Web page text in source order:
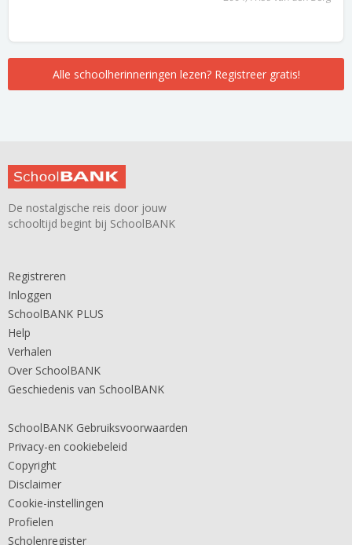
Alle schoolherinneringen lezen? Registreer gratis!
De nostalgische reis door jouw
schooltijd begint bij SchoolBANK
Registreren
Inloggen
SchoolBANK PLUS
Help
Verhalen
Over SchoolBANK
Geschiedenis van SchoolBANK
SchoolBANK Gebruiksvoorwaarden
Privacy-en cookiebeleid
Copyright
Disclaimer
Cookie-instellingen
Profielen
Scholenregister